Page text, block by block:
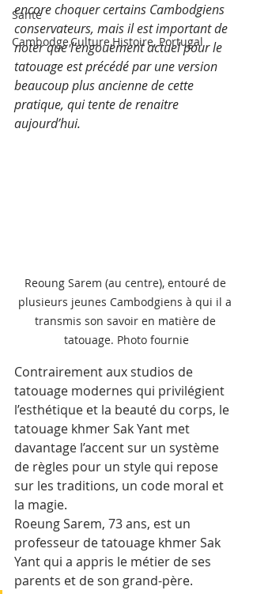
Santé
Cambodge,Culture,Histoire, Portugal
encore choquer certains Cambodgiens
conservateurs, mais il est important de
noter que l’engouement actuel pour le
tatouage est précédé par une version
beaucoup plus ancienne de cette
pratique, qui tente de renaitre
aujourd’hui.
Reoung Sarem (au centre), entouré de
plusieurs jeunes Cambodgiens à qui il a
transmis son savoir en matière de
tatouage. Photo fournie
Contrairement aux studios de
tatouage modernes qui privilégient
l’esthétique et la beauté du corps, le
tatouage khmer Sak Yant met
davantage l’accent sur un système
de règles pour un style qui repose
sur les traditions, un code moral et
la magie.
Roeung Sarem, 73 ans, est un
professeur de tatouage khmer Sak
Yant qui a appris le métier de ses
parents et de son grand-père.